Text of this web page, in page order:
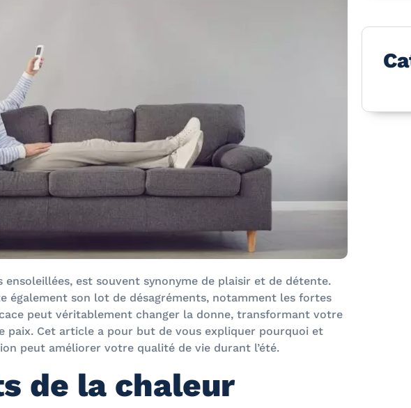
ensoleillées, est souvent synonyme de plaisir et de détente.
également son lot de désagréments, notamment les fortes
peut véritablement changer la donne, transformant votre
paix. Cet article a pour but de vous expliquer pourquoi et
peut améliorer votre qualité de vie durant l’été.
de la chaleur